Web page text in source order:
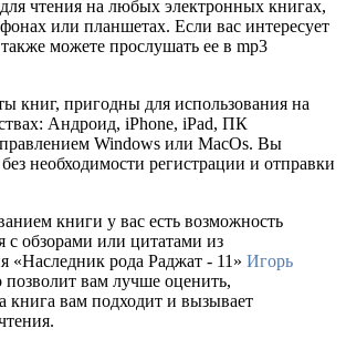
чтения на любых электронных книгах,
или планшетах. Если вас интересует
можете прослушать ее в mp3
книг, пригодны для использования на
Андроид, iPhone, iPad, ПК
Windows или MacOs. Вы
необходимости регистрации и отправки
книги у вас есть возможность
с обзорами или цитатами из
«Наследник рода Раджат - 11» Игорь
позволит вам лучше оценить,
книга вам подходит и вызывает